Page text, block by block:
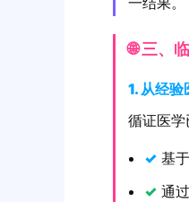
一结果。
🌐 三、
1. 从经
循证医学
✓ 基
✓ 通